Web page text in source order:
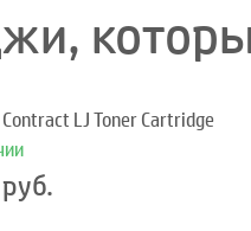
LJ Toner Cartridge